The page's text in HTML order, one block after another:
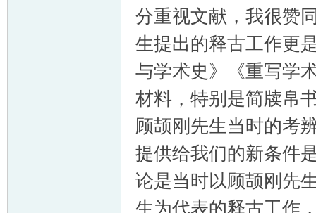
分重视文献，我很赞
生提出的释古工作更
与学术史》《重写学
材料，特别是简牍帛
顾颉刚先生当时的考
提供给我们的新条件
论是当时以顾颉刚先
生为代表的释古工作